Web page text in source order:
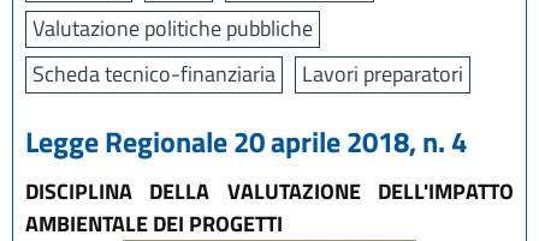
Valutazione politiche pubbliche
Scheda tecnico-finanziaria
Lavori preparatori
Legge Regionale 20 aprile 2018, n. 4
DISCIPLINA DELLA VALUTAZIONE DELL'IMPATTO
AMBIENTALE DEI PROGETTI